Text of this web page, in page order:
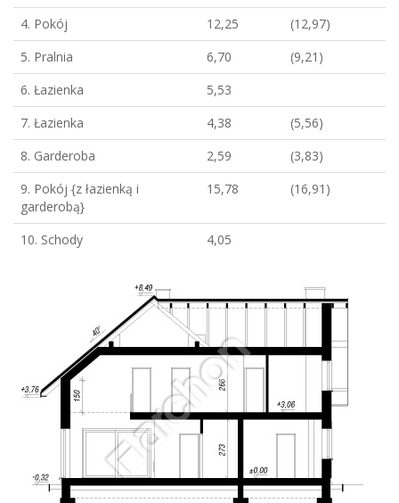
4. Pokój
12,25
(12,97)
5. Pralnia
6,70
(9,21)
6. Łazienka
5,53
7. Łazienka
4,38
(5,56)
8. Garderoba
2,59
(3,83)
9. Pokój {z łazienką i
garderobą}
15,78 (16,91)
10. Schody 4,05